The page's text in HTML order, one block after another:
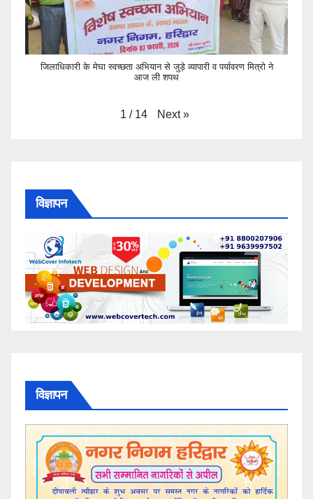
जिलाधिकारी के मेघा स्वच्छता अभियान से जुड़े व्यापारी व पर्यावरण मित्रो ने
आज ली शपथ
1 / 14 Next »
विज्ञापन
विज्ञापन